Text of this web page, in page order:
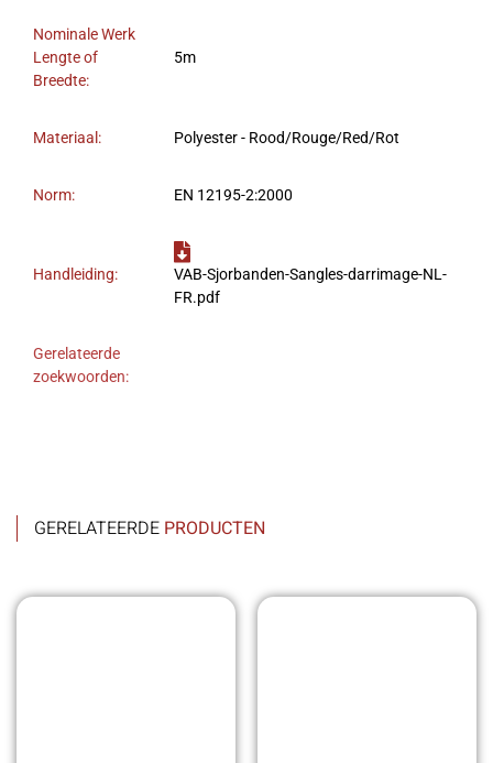
Nominale Werk
Lengte of
Breedte:
5m
Materiaal: Polyester - Rood/Rouge/Red/Rot
Norm: EN 12195-2:2000
Handleiding:
VAB-Sjorbanden-Sangles-darrimage-NL-
FR.pdf
Gerelateerde
zoekwoorden:
GERELATEERDE PRODUCTEN